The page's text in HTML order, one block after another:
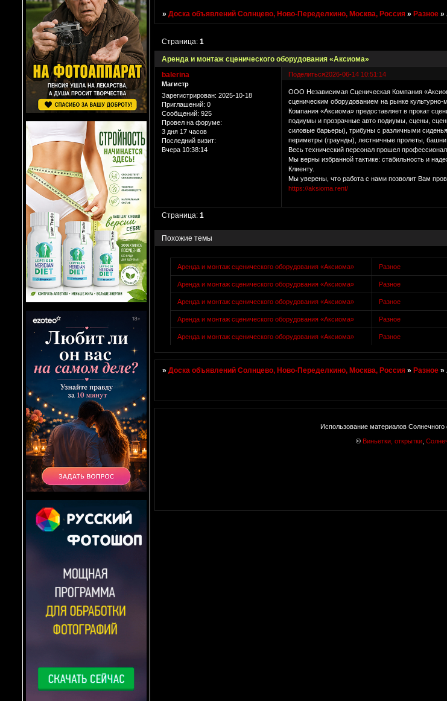
»Доска объявлений Солнцево, Ново-Переделкино, Москва, Россия »Разное »
Аренда и монтаж сценического оборудования «Аксиома»
Страница:1
Поделиться2026-06-14 10:51:14
balerina
Магистр
Зарегистрирован: 2025-10-18
Приглашений: 0
Сообщений: 925
Провел на форуме:
3 дня 17 часов
Последний визит:
Вчера 10:38:14
ООО Независимая Сценическая Компания
сценическим оборудованием на рынке
Компания «Аксиома» предоставляет в прокат
подиумы и прозрачные авто подиумы, сцены,
силовые барьеры), трибуны с различными
периметры (граунды), лестничные пролеты, башни
Весь технический персонал прошел
Мы верны избранной тактике: стабильность и
Клиенту.
Мы уверены, что работа с нами позволит Вам
https://aksioma.rent/
Страница:1
Похожие темы
Аренда и монтаж сценического оборудования «Аксиома» Разное
Аренда и монтаж сценического оборудования «Аксиома» Разное
Аренда и монтаж сценического оборудования «Аксиома» Разное
Аренда и монтаж сценического оборудования «Аксиома» Разное
Аренда и монтаж сценического оборудования «Аксиома» Разное
»Доска объявлений Солнцево, Ново-Переделкино, Москва, Россия »Разное »
Использование материалов
© Виньетки, открытки,